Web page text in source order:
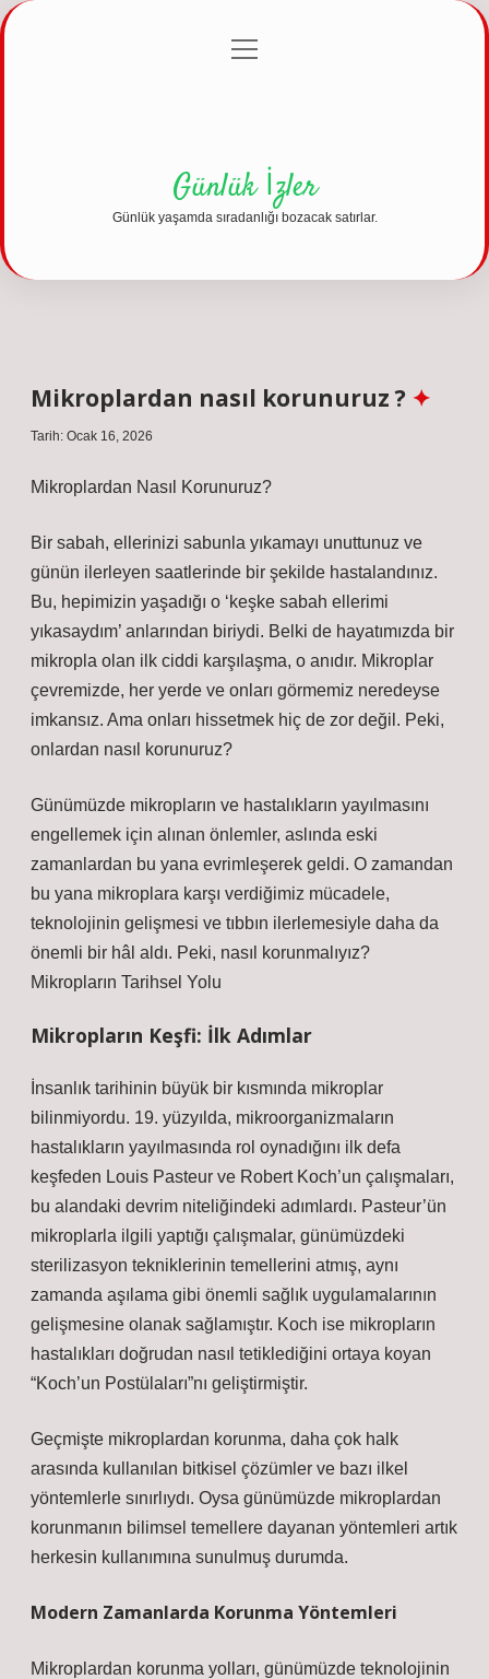
Gizlilik Politikası
menüyü
Günlük İzler
Günlük yaşamda sıradanlığı bozacak satırlar.
Mikroplardan nasıl korunuruz ?
Tarih: Ocak 16, 2026
Mikroplardan Nasıl Korunuruz?
Bir sabah, ellerinizi sabunla yıkamayı unuttunuz ve
günün ilerleyen saatlerinde bir şekilde hastalandınız.
Bu, hepimizin yaşadığı o ‘keşke sabah ellerimi
yıkasaydım’ anlarından biriydi. Belki de hayatımızda bir
mikropla olan ilk ciddi karşılaşma, o anıdır. Mikroplar
çevremizde, her yerde ve onları görmemiz neredeyse
imkansız. Ama onları hissetmek hiç de zor değil. Peki,
onlardan nasıl korunuruz?
Günümüzde mikropların ve hastalıkların yayılmasını
engellemek için alınan önlemler, aslında eski
zamanlardan bu yana evrimleşerek geldi. O zamandan
bu yana mikroplara karşı verdiğimiz mücadele,
teknolojinin gelişmesi ve tıbbın ilerlemesiyle daha da
önemli bir hâl aldı. Peki, nasıl korunmalıyız?
Mikropların Tarihsel Yolu
Mikropların Keşfi: İlk Adımlar
İnsanlık tarihinin büyük bir kısmında mikroplar
bilinmiyordu. 19. yüzyılda, mikroorganizmaların
hastalıkların yayılmasında rol oynadığını ilk defa
keşfeden Louis Pasteur ve Robert Koch’un çalışmaları,
bu alandaki devrim niteliğindeki adımlardı. Pasteur’ün
mikroplarla ilgili yaptığı çalışmalar, günümüzdeki
sterilizasyon tekniklerinin temellerini atmış, aynı
zamanda aşılama gibi önemli sağlık uygulamalarının
gelişmesine olanak sağlamıştır. Koch ise mikropların
hastalıkları doğrudan nasıl tetiklediğini ortaya koyan
“Koch’un Postülaları”nı geliştirmiştir.
Geçmişte mikroplardan korunma, daha çok halk
arasında kullanılan bitkisel çözümler ve bazı ilkel
yöntemlerle sınırlıydı. Oysa günümüzde mikroplardan
korunmanın bilimsel temellere dayanan yöntemleri artık
herkesin kullanımına sunulmuş durumda.
Modern Zamanlarda Korunma Yöntemleri
Mikroplardan korunma yolları, günümüzde teknolojinin